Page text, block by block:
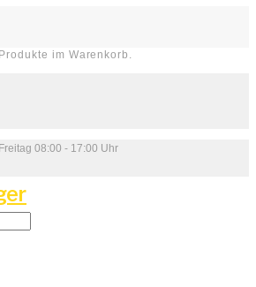
im Warenkorb.
08:00 - 17:00 Uhr